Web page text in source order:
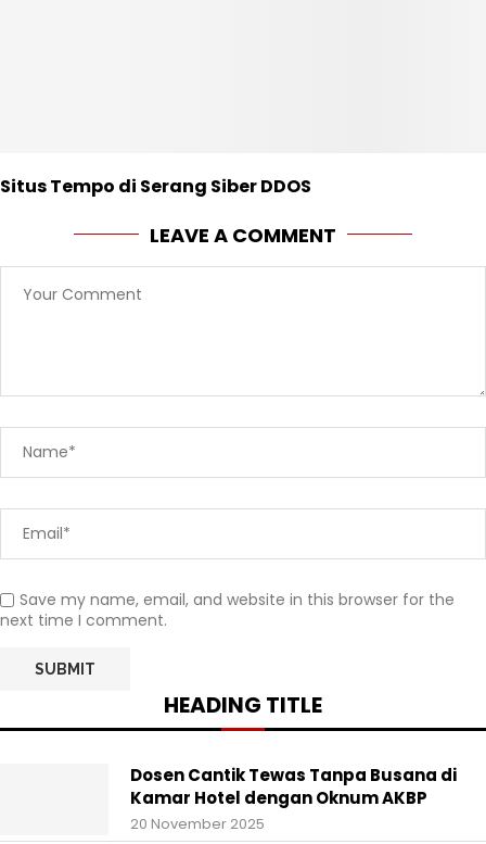
Situs Tempo di Serang Siber DDOS
LEAVE A COMMENT
Save my name, email, and website in this browser for the
next time I comment.
HEADING TITLE
Dosen Cantik Tewas Tanpa Busana di
Kamar Hotel dengan Oknum AKBP
20 November 2025